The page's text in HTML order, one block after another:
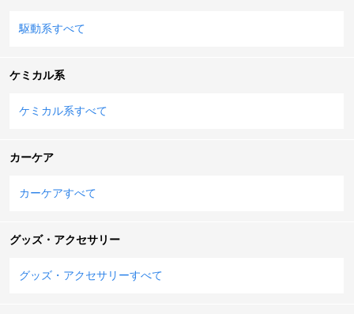
駆動系すべて
ケミカル系
ケミカル系すべて
カーケア
カーケアすべて
グッズ・アクセサリー
グッズ・アクセサリーすべて